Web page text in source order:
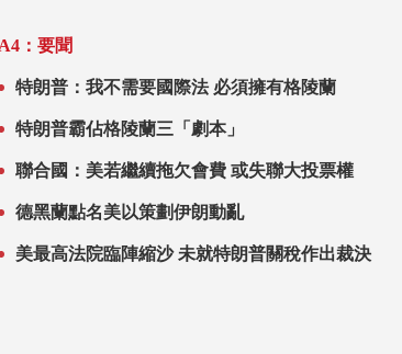
A4：要聞
特朗普：我不需要國際法 必須擁有格陵蘭
特朗普霸佔格陵蘭三「劇本」
聯合國：美若繼續拖欠會費 或失聯大投票權
德黑蘭點名美以策劃伊朗動亂
美最高法院臨陣縮沙 未就特朗普關稅作出裁決